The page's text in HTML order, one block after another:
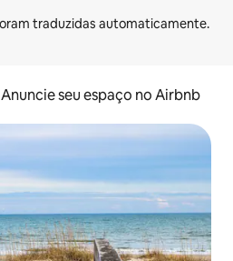
Anuncie seu espaço no Airbnb